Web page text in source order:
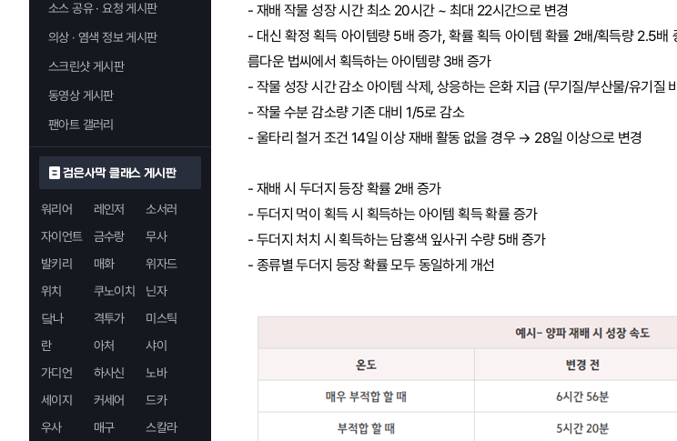
소스 공유 · 요청 게시판
의상 · 염색 정보 게시판
스크린샷 게시판
동영상 게시판
팬아트 갤러리
검은사막 클래스 게시판
워리어 레인저
소서러
자이언트
금수랑
무사
발키리
매화
위자드
위치
쿠노이치
닌자
닼나
격투가
미스틱
란
아처
샤이
가디언
하사신
노바
세이지
커세어
드카
우사
매구
스칼라
- 재배 작물 성장 시간 최소 20시간 ~ 최대 22시간으로 변경
- 대신 확정 획득 아이템량 5배 증가, 확률 획득 아이템 확률 2배/획득량 2.5배
름다운 법씨에서 획득하는 아이템량 3배 증가
- 작물 성장 시간 감소 아이템 삭제, 상응하는 은화 지급 (무기질/부산물/유기질
- 작물 수분 감소량 기존 대비 1/5로 감소
- 울타리 철거 조건 14일 이상 재배 활동 없을 경우 → 28일 이상으로 변경
- 재배 시 두더지 등장 확률 2배 증가
- 두더지 먹이 획득 시 획득하는 아이템 획득 확률 증가
- 두더지 처치 시 획득하는 담홍색 잎사귀 수량 5배 증가
- 종류별 두더지 등장 확률 모두 동일하게 개선